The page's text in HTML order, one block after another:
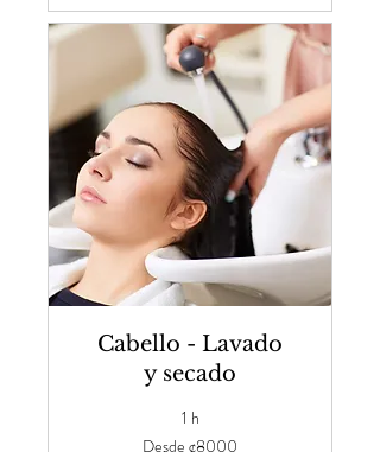
Cabello - Lavado
y secado
1 h
Desde ¢8000